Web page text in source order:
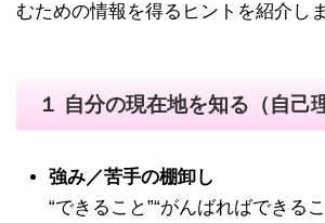
むための情報を得るヒントを紹介しま
１ 自分の現在地を知る（自己
強み／苦手の棚卸し
“できること”“がんばればできる